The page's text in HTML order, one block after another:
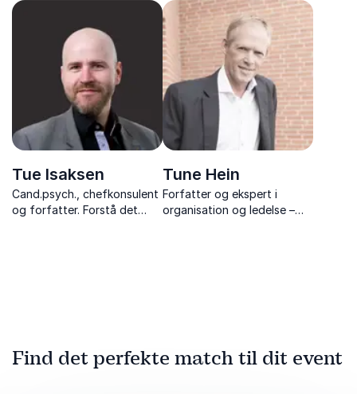
effektivitet. Trine Kolding
balance og bedre
planlægning i hverdagen.
hvordan man skaber en
vinderkultur og teamånd i
erhvervslivet med
inspiration fra sportens
verden.
Tue Isaksen
Cand.psych., chefkonsulent
og forfatter. Forstå det
Tune Hein
Forfatter og ekspert i
organisation og ledelse –
Find det perfekte match til dit event